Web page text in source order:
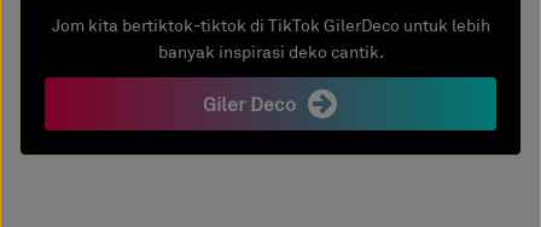
Jom kita bertiktok-tiktok di TikTok GilerDeco untuk lebih
banyak inspirasi deko cantik.
Giler Deco